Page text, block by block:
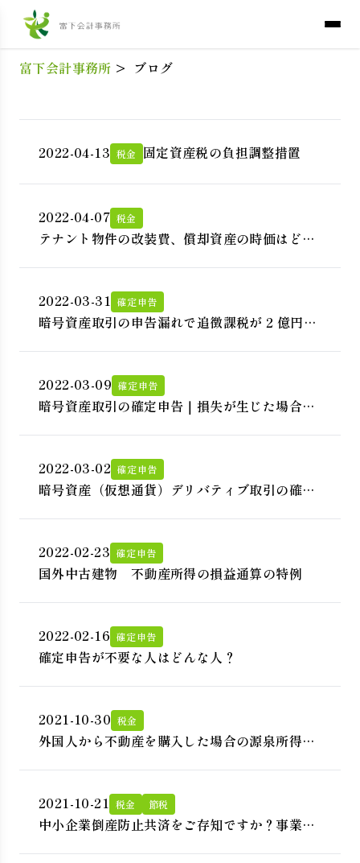
富下会計事務所 > ブログ
2022-04-13 税金 固定資産税の負担調整措置
2022-04-07 税金
テナント物件の改装費、償却資産の時価はどの
2022-03-31 確定申告
暗号資産取引の申告漏れで追徴課税が 2 億円以
2022-03-09 確定申告
暗号資産取引の確定申告｜損失が生じた場合は
2022-03-02 確定申告
暗号資産（仮想通貨）デリバティブ取引の確定
2022-02-23 確定申告
国外中古建物 不動産所得の損益通算の特例
2022-02-16 確定申告
確定申告が不要な人はどんな人？
2021-10-30 税金
外国人から不動産を購入した場合の源泉所得税
2021-10-21 税金 節税
中小企業倒産防止共済をご存知ですか？事業を